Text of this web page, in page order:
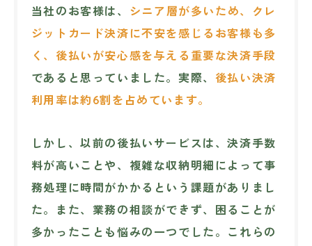
当社のお客様は、 シニア層が多いため、クレ
ジットカード決済に不安を感じるお客様も多
く、後払いが安心感を与える重要な決済手段
であると思っていました。実際、 後払い決済
利用率は約6割を占めています。
しかし、以前の後払いサービスは、決済手数
料が高いことや、複雑な収納明細によって事
務処理に時間がかかるという課題がありまし
た。また、業務の相談ができず、困ることが
多かったことも悩みの一つでした。これらの